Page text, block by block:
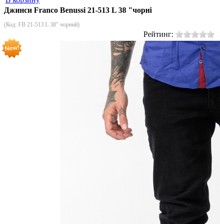
Джинси Franco Benussi 21-513 L 38 "чорні
(Код: FB 21-513 L 38" чорний)
Рейтинг: